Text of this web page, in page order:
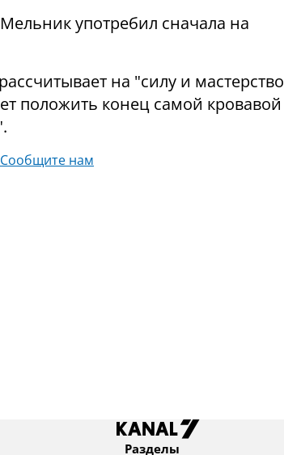
употребил сначала на
на "силу и мастерство
положить конец самой кровавой
нам
Разделы